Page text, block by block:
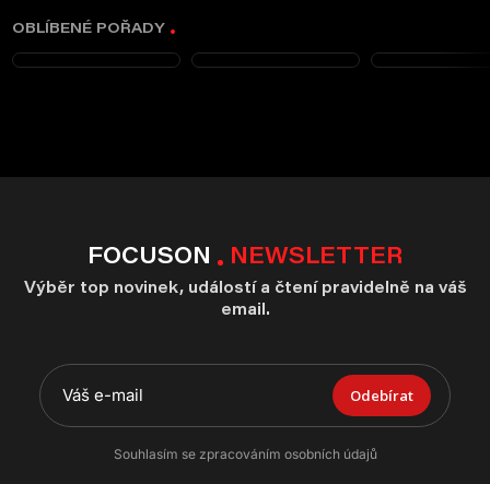
OBLÍBENÉ POŘADY
FOCUSON NEWSLETTER
Výběr top novinek, událostí a čtení pravidelně na váš
email.
Odebírat
Souhlasím se zpracováním osobních údajů